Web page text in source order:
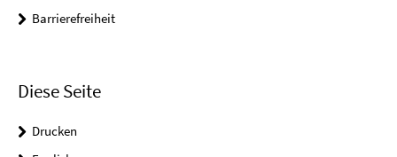
Barrierefreiheit
Diese Seite
Drucken